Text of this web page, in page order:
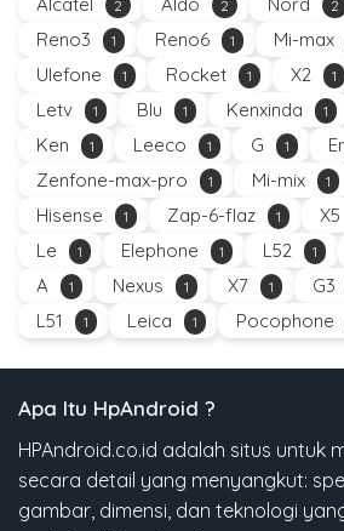
2 2 2
Reno3 1 Reno6 1 Mi-max
Ulefone 1 Rocket 1 X2 1
Letv 1 Blu 1 Kenxinda 1
Ken 1 Leeco 1 G 1
Zenfone-max-pro 1 Mi-mix 1
Hisense 1 Zap-6-flaz 1 X5
Le 1 Elephone 1 L52 1
A 1 Nexus 1 X7 1 G3
L51 1 Leica 1 Pocophone
Apa Itu HpAndroid ?
HPAndroid.co.id adalah situs untuk
secara detail yang menyangkut:
gambar, dimensi, dan teknologi